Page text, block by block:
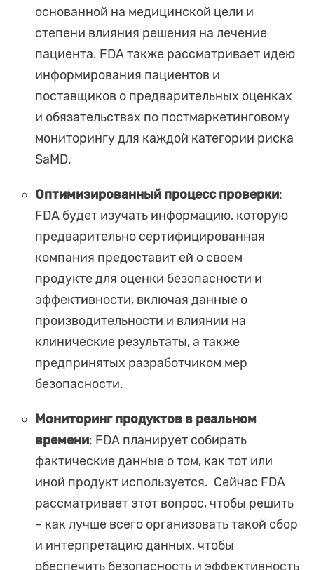
основанной на медицинской цели и
степени влияния решения на лечение
пациента. FDA также рассматривает идею
информирования пациентов и
поставщиков о предварительных оценках
и обязательствах по постмаркетинговому
мониторингу для каждой категории риска
SaMD.
Оптимизированный процесс проверки:
FDA будет изучать информацию, которую
предварительно сертифицированная
компания предоставит ей о своем
продукте для оценки безопасности и
эффективности, включая данные о
производительности и влиянии на
клинические результаты, а также
предпринятых разработчиком мер
безопасности.
Мониторинг продуктов в реальном
времени: FDA планирует собирать
фактические данные о том, как тот или
иной продукт используется. Сейчас FDA
рассматривает этот вопрос, чтобы решить
– как лучше всего организовать такой сбор
и интерпретацию данных, чтобы
обеспечить безопасность и эффективность